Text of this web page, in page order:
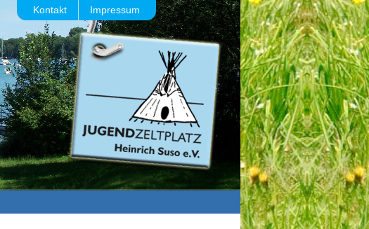
Kontakt Impressum